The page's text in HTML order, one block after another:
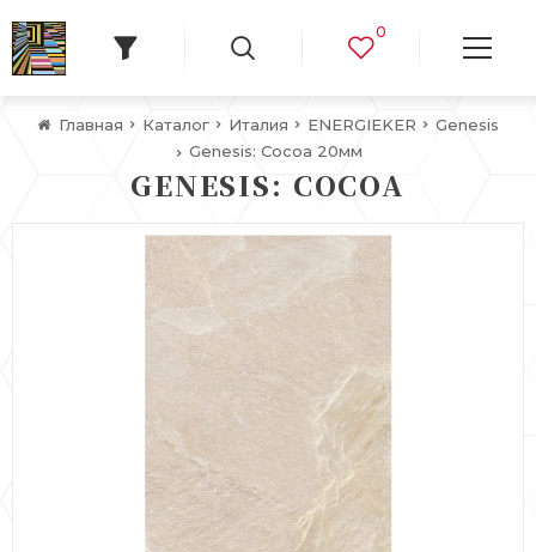
0
Главная Каталог Италия ENERGIEKER
Genesis
Genesis: Cocoa 20мм
GENESIS: COCOA